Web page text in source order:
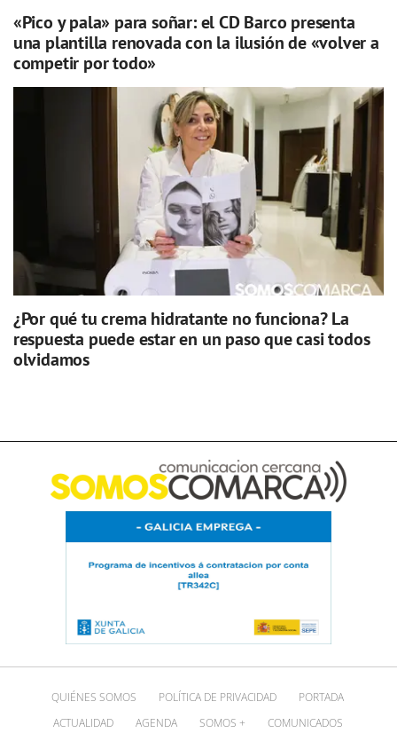
«Pico y pala» para soñar: el CD Barco presenta
una plantilla renovada con la ilusión de «volver a
competir por todo»
¿Por qué tu crema hidratante no funciona? La
respuesta puede estar en un paso que casi todos
olvidamos
QUIÉNES SOMOS POLÍTICA DE PRIVACIDAD
PORTADA
ACTUALIDAD
AGENDA SOMOS + COMUNICADOS